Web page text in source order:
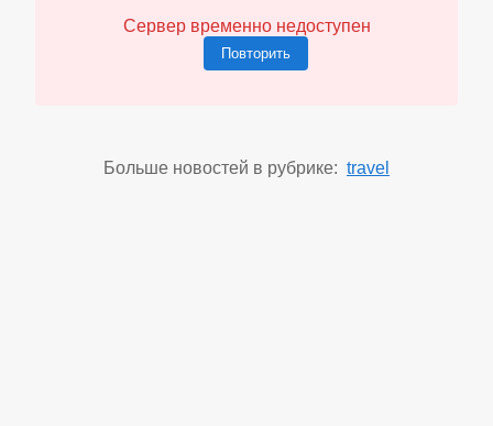
Сервер временно недоступен
Повторить
Больше новостей в рубрике: travel